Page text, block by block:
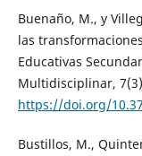
Buenaño, M., y
las
Educativas
Multidisciplinar,
https://doi.org/
Bustillos, M.,